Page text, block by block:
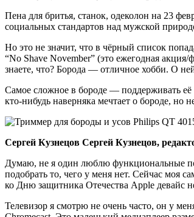
Пена для бритья, станок, одеколон на 23
социальных стандартов над мужской
Но это не значит, что в чёрный список
“No Shave November” (это ежегодная
знаете, что? Борода — отличное хобби. О
Самое сложное в бороде — поддерживать
кто-нибудь наверняка мечтает о бороде, но
Сергей Кузнецов Сергей Кузнецов,
Думаю, не я один люблю функциональные
подобрать то, чего у меня нет. Сейчас моя
ко Дню защитника Отечества Apple девайс
Телевизор я смотрю не очень часто, он у